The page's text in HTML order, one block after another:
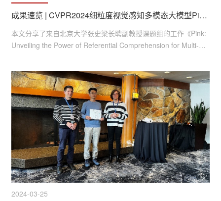
成果速览 | CVPR2024细粒度视觉感知多模态大模型Pink、LocLLM
本文分享了来自北京大学张史梁长聘副教授课题组的工作《Pink:
Unveiling the Power of Referential Comprehension for Multi-
Keypoint Localization via Large Language Model》。上述工作
构建的多模态大模型Pink、LocLLM分别通过为大语言模型添加图
像细粒度指代分析能力实现了对图像中特定物体和人体的细粒度
感知。实验证明了所提出框架和方法在各类多模态任务、指代...
2024-03-25